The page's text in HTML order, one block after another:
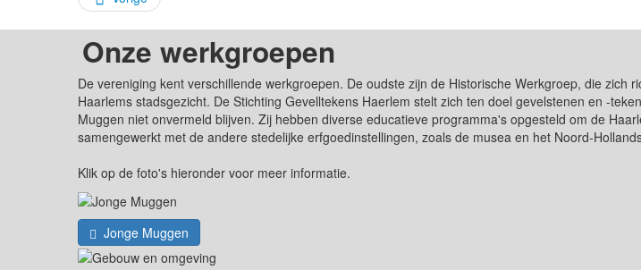
Onze werkgroepen
De vereniging kent verschillende werkgroepen. De oudste zijn de Historische Werkgroep, die
Haarlems stadsgezicht. De Stichting Gevelltekens Haerlem stelt zich ten doel gevelstenen en -
Muggen niet onvermeld blijven. Zij hebben diverse educatieve programma's opgesteld om de
samengewerkt met de andere stedelijke erfgoedinstellingen, zoals de musea en het Noord-
Klik op de foto's hieronder voor meer informatie.
Jonge Muggen